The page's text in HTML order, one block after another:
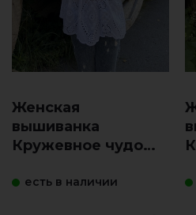
Женская
вышиванка
Кружевное чудо
есть в наличии